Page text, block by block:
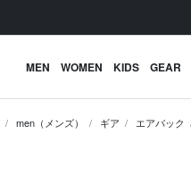
MEN WOMEN KIDS GEAR
men（メンズ） ギア エアバック